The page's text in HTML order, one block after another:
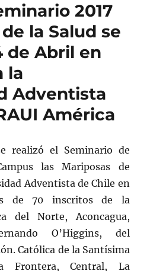
2017
la Salud se
de Abril en
la
Adventista
América
realizó el Seminario de
las Mariposas de
Adventista de Chile en
de 70 inscritos de la
del Norte, Aconcagua,
O’Higgins, del
Católica de la Santísima
Frontera, Central, La